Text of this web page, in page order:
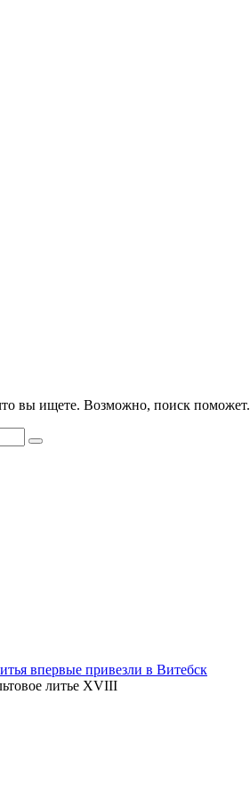
вы ищете. Возможно, поиск поможет.
впервые привезли в Витебск
литье XVIII